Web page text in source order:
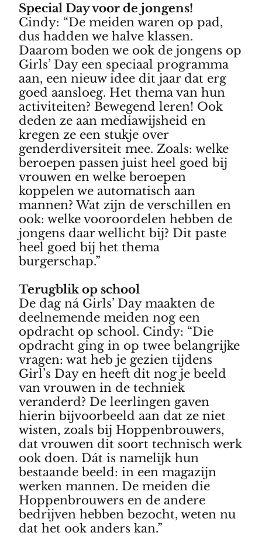
Special Day voor de jongens!
Cindy: “De meiden waren op pad,
dus hadden we halve klassen.
Daarom boden we ook de jongens op
Girls’ Day een speciaal programma
aan, een nieuw idee dit jaar dat erg
goed aansloeg. Het thema van hun
activiteiten? Bewegend leren! Ook
deden ze aan mediawijsheid en
kregen ze een stukje over
genderdiversiteit mee. Zoals: welke
beroepen passen juist heel goed bij
vrouwen en welke beroepen
koppelen we automatisch aan
mannen? Wat zijn de verschillen en
ook: welke vooroordelen hebben de
jongens daar wellicht bij? Dit paste
heel goed bij het thema
burgerschap.”
Terugblik op school
De dag ná Girls’ Day maakten de
deelnemende meiden nog een
opdracht op school. Cindy: “Die
opdracht ging in op twee belangrijke
vragen: wat heb je gezien tijdens
Girl’s Day en heeft dit nog je beeld
van vrouwen in de techniek
veranderd? De leerlingen gaven
hierin bijvoorbeeld aan dat ze niet
wisten, zoals bij Hoppenbrouwers,
dat vrouwen dit soort technisch werk
ook doen. Dát is namelijk hun
bestaande beeld: in een magazijn
werken mannen. De meiden die
Hoppenbrouwers en de andere
bedrijven hebben bezocht, weten nu
dat het ook anders kan.”